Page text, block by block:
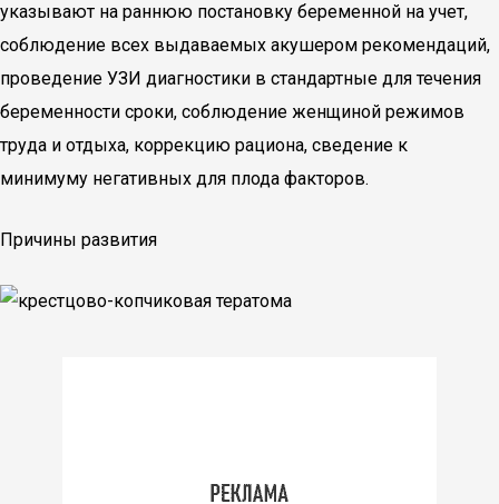
указывают на раннюю постановку беременной на учет,
соблюдение всех выдаваемых акушером рекомендаций,
проведение УЗИ диагностики в стандартные для течения
беременности сроки, соблюдение женщиной режимов
труда и отдыха, коррекцию рациона, сведение к
минимуму негативных для плода факторов.
Причины развития